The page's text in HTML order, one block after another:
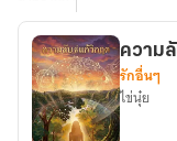
ความ
รักอื่นๆ
ไข่นุ๋ย